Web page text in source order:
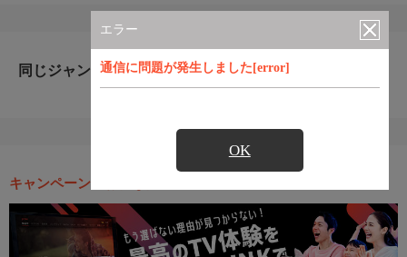
エラー
通信に問題が発生しました[error]
OK
同じジャンルのおすすめ番組
キャンペーン・お得な情報